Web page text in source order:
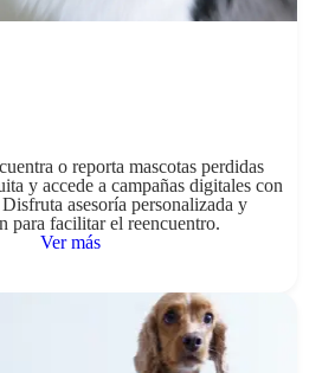
o reporta mascotas perdidas
y accede a campañas digitales con
asesoría personalizada y
para facilitar el reencuentro.
Ver más